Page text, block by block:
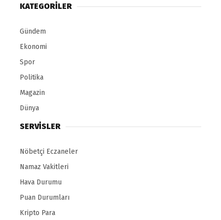
KATEGORİLER
Gündem
Ekonomi
Spor
Politika
Magazin
Dünya
SERVİSLER
Nöbetçi Eczaneler
Namaz Vakitleri
Hava Durumu
Puan Durumları
Kripto Para